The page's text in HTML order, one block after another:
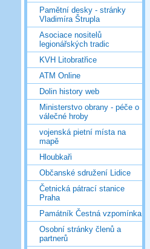
Pamětní desky - stránky
Vladimíra Štrupla
Asociace nositelů
legionářských tradic
KVH Litobratřice
ATM Online
Dolin history web
Ministerstvo obrany - péče o
válečné hroby
vojenská pietní místa na
mapě
Hloubkaři
Občanské sdružení Lidice
Četnická pátrací stanice
Praha
Památník Čestná vzpomínka
Osobní stránky členů a
partnerů